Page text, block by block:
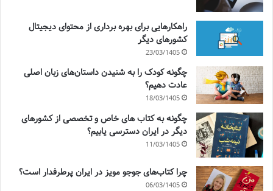
راهکارهایی برای بهره برداری از محتوای دیجیتال
کشورهای دیگر
23/03/1405
چگونه کودک را به شنیدن داستان‌های زبان اصلی
عادت دهیم؟
18/03/1405
چگونه به کتاب های خاص و تخصصی از کشورهای
دیگر در ایران دسترسی یابیم؟
11/03/1405
چرا کتاب‌های جوجو مویز در ایران پرطرفدار است؟
06/03/1405